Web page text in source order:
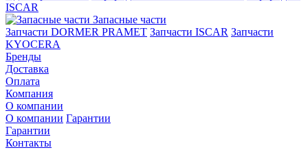
ISCAR
Запасные части
Запчасти DORMER PRAMET Запчасти ISCAR Запчасти
KYOCERA
Бренды
Доставка
Оплата
Компания
О компании
О компании Гарантии
Гарантии
Контакты